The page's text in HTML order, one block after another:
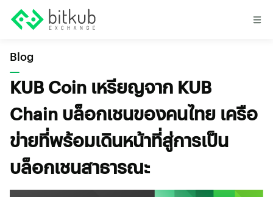
Blog
KUB Coin เหรียญจาก KUB
Chain บล็อกเชนของคนไทย เครือ
ข่ายที่พร้อมเดินหน้าที่สู่การเป็น
บล็อกเชนสาธารณะ